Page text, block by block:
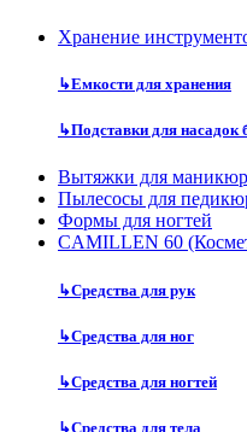
Хранение
↳Емкости для хранения
↳Подставки для насадок
Вытяжки для
Пылесосы для
Формы для ногтей
CAMILLEN 60
↳Средства для рук
↳Средства для ног
↳Средства для ногтей
↳Средства для тела